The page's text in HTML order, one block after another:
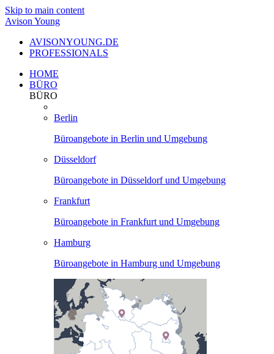
Skip to main content
Avison Young
AVISONYOUNG.DE
PROFESSIONALS
HOME
BÜRO
BÜRO
Berlin
Büroangebote in Berlin und Umgebung
Düsseldorf
Büroangebote in Düsseldorf und Umgebung
Frankfurt
Büroangebote in Frankfurt und Umgebung
Hamburg
Büroangebote in Hamburg und Umgebung